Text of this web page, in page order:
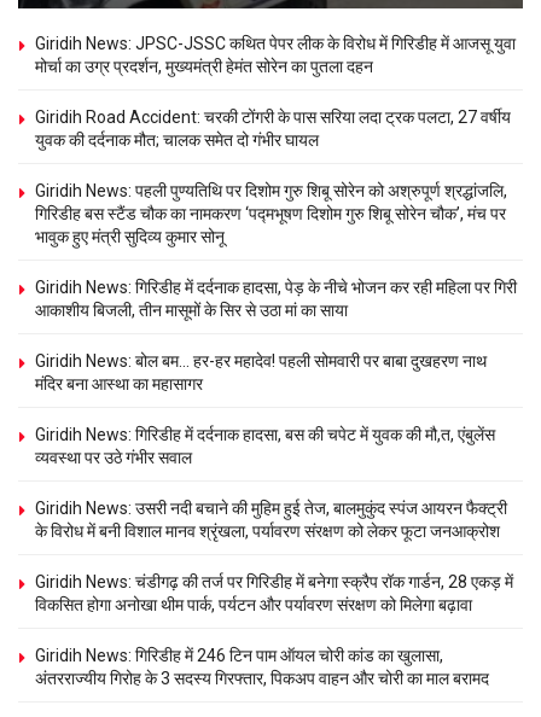
Giridih News: JPSC-JSSC कथित पेपर लीक के विरोध में गिरिडीह में आजसू युवा
मोर्चा का उग्र प्रदर्शन, मुख्यमंत्री हेमंत सोरेन का पुतला दहन
Giridih Road Accident: चरकी टोंगरी के पास सरिया लदा ट्रक पलटा, 27 वर्षीय
युवक की दर्दनाक मौत; चालक समेत दो गंभीर घायल
Giridih News: पहली पुण्यतिथि पर दिशोम गुरु शिबू सोरेन को अश्रुपूर्ण श्रद्धांजलि,
गिरिडीह बस स्टैंड चौक का नामकरण ‘पद्मभूषण दिशोम गुरु शिबू सोरेन चौक’, मंच पर
भावुक हुए मंत्री सुदिव्य कुमार सोनू
Giridih News: गिरिडीह में दर्दनाक हादसा, पेड़ के नीचे भोजन कर रही महिला पर गिरी
आकाशीय बिजली, तीन मासूमों के सिर से उठा मां का साया
Giridih News: बोल बम… हर-हर महादेव! पहली सोमवारी पर बाबा दुखहरण नाथ
मंदिर बना आस्था का महासागर
Giridih News: गिरिडीह में दर्दनाक हादसा, बस की चपेट में युवक की मौ,त, एंबुलेंस
व्यवस्था पर उठे गंभीर सवाल
Giridih News: उसरी नदी बचाने की मुहिम हुई तेज, बालमुकुंद स्पंज आयरन फैक्ट्री
के विरोध में बनी विशाल मानव श्रृंखला, पर्यावरण संरक्षण को लेकर फूटा जनआक्रोश
Giridih News: चंडीगढ़ की तर्ज पर गिरिडीह में बनेगा स्क्रैप रॉक गार्डन, 28 एकड़ में
विकसित होगा अनोखा थीम पार्क, पर्यटन और पर्यावरण संरक्षण को मिलेगा बढ़ावा
Giridih News: गिरिडीह में 246 टिन पाम ऑयल चोरी कांड का खुलासा,
अंतरराज्यीय गिरोह के 3 सदस्य गिरफ्तार, पिकअप वाहन और चोरी का माल बरामद